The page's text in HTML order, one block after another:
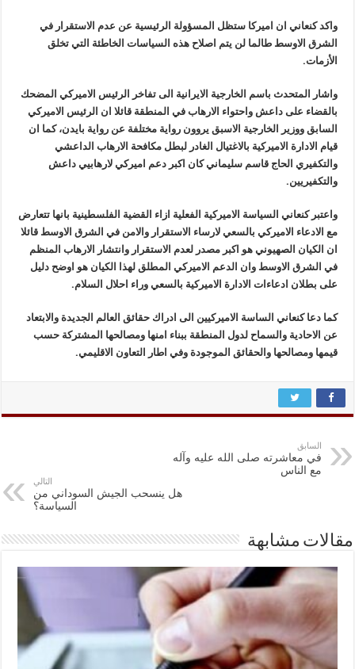
واكد كنعاني ان اميركا ستظل المسؤولة الرئيسية عن عدم الاستقرار في
الشرق الاوسط طالما لن يتم اصلاح هذه السياسات الخاطئة التي تخلق
الأزمات.
واشار المتحدث باسم الخارجية الايرانية الى تفاخر الرئيس الاميركي المضحك
بالقضاء على داعش واحتواء الارهاب في المنطقة قائلا ان الرئيس الاميركي
السابق ووزير الخارجية الاسبق يروون رواية مختلفة عن رواية بايدن، كما ان
قيام الادارة الاميركية بالاغتيال الغادر لبطل مكافحة الارهاب الداعشي
والتكفيري الحاج قاسم سليماني كان اكبر دعم اميركي لارهابيي داعش
والتكفيريين.
واعتبر كنعاني السياسة الاميركية الفعلية ازاء القضية الفلسطينية بانها تتعارض
مع الادعاء الاميركي بالسعي لارساء الاستقرار والامن في الشرق الاوسط قائلا
ان الكيان الصهيوني هو اكبر مصدر لعدم الاستقرار وانتشار الارهاب المنظم
في الشرق الاوسط وان الدعم الاميركي المطلق لهذا الكيان هو اوضح دليل
على بطلان ادعاءات الادارة الاميركية بالسعي وراء احلال السلام.
كما دعا كنعاني الساسة الاميركيين الى ادراك حقائق العالم الجديدة والابتعاد
عن الاحادية والسماح لدول المنطقة ببناء امنها ومصالحها المشتركة حسب
قيمها ومصالحها والحقائق الموجودة وفي اطار التعاون الاقليمي.
السابق
في معاشرته صلى الله عليه وآله
مع الناس
التالي
هل ينسحب الجيش السوداني من
السياسة؟
مقالات مشابهة